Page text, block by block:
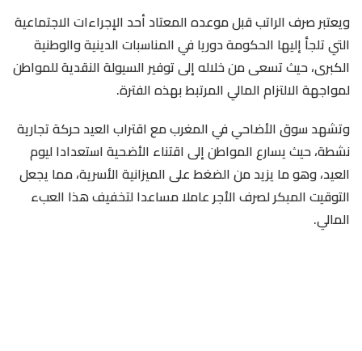
ويعتبر صرف الراتب قبل موعده المعتاد أحد الإجراءات الاجتماعية
التي تلجأ إليها الحكومة دوريا في المناسبات الدينية والوطنية
الكبرى، حيث تسعى من خلاله إلى توفير السيولة النقدية للمواطن
لمواجهة الالتزام المالي المرتبط بهذه الفترة.
وتشهد سوق الأضاحي في المغرب مع اقتراب العيد حركة تجارية
نشطة، حيث يسارع المواطن إلى اقتناء الأضحية استعدادا ليوم
العيد، وهو ما يزيد من الضغط على الميزانية الأسرية، مما يجعل
التوقيت المبكر لصرف الأجر عاملا مساعدا لتخفيف هذا العبء
المالي.